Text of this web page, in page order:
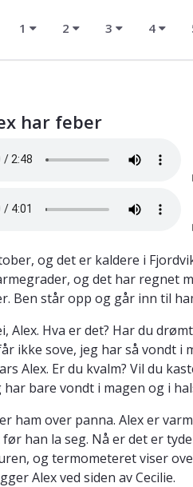
1 2 3 4
har feber
og det er kaldere i
og det har regnet
Ben står opp og går inn til
Alex. Hva er det? Har du
ikke sove, jeg har så vondt i
Alex. Er du kvalm? Vil du
har bare vondt i magen og i
ham over panna. Alex er
han la seg. Nå er det er
og termometeret viser
Alex ved siden av Cecilie.